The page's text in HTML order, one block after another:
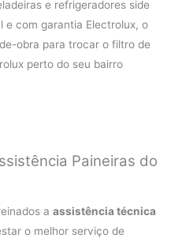
e refrigeradores side
e com garantia Electrolux, o
obra para trocar o filtro de
perto do seu bairro
Paineiras do
aassistência técnica
o melhor serviço de